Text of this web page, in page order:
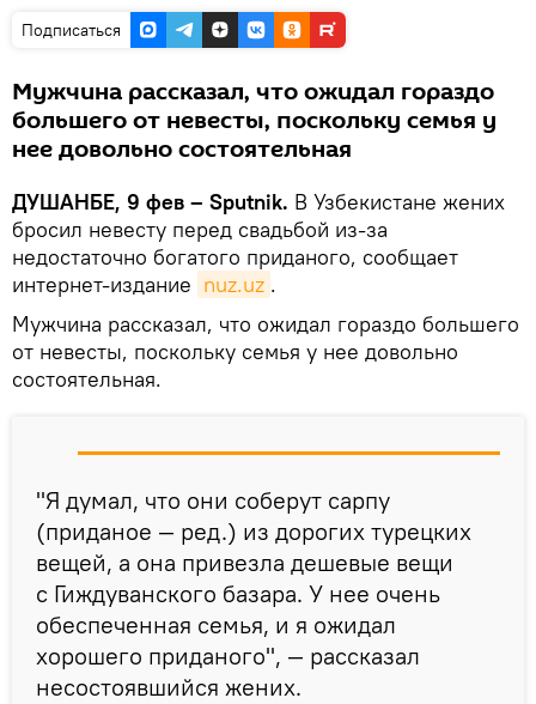
Подписаться
Мужчина рассказал, что ожидал гораздо
большего от невесты, поскольку семья у
нее довольно состоятельная
ДУШАНБЕ, 9 фев – Sputnik. В Узбекистане жених
бросил невесту перед свадьбой из-за
недостаточно богатого приданого, сообщает
интернет-издание nuz.uz .
Мужчина рассказал, что ожидал гораздо большего
от невесты, поскольку семья у нее довольно
состоятельная.
"Я думал, что они соберут сарпу
(приданое — ред.) из дорогих турецких
вещей, а она привезла дешевые вещи
с Гиждуванского базара. У нее очень
обеспеченная семья, и я ожидал
хорошего приданого", — рассказал
несостоявшийся жених.